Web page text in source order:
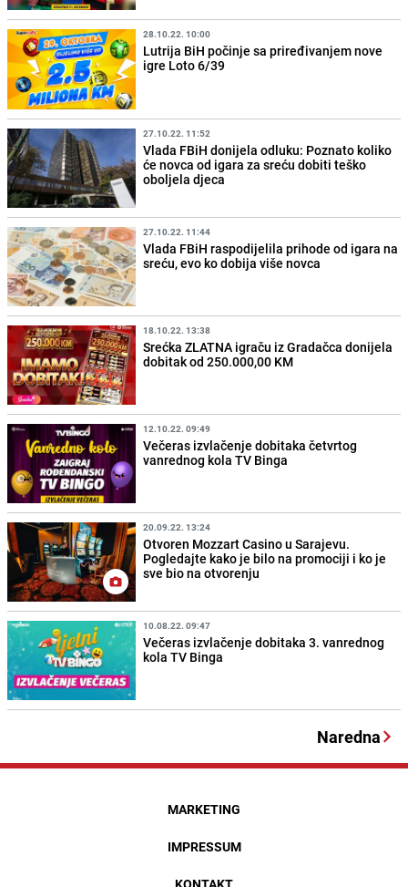
28.10.22. 10:00
Lutrija BiH počinje sa priređivanjem nove
igre Loto 6/39
27.10.22. 11:52
Vlada FBiH donijela odluku: Poznato koliko
će novca od igara za sreću dobiti teško
oboljela djeca
27.10.22. 11:44
Vlada FBiH raspodijelila prihode od igara na
sreću, evo ko dobija više novca
18.10.22. 13:38
Srećka ZLATNA igraču iz Gradačca donijela
dobitak od 250.000,00 KM
12.10.22. 09:49
Večeras izvlačenje dobitaka četvrtog
vanrednog kola TV Binga
20.09.22. 13:24
Otvoren Mozzart Casino u Sarajevu.
Pogledajte kako je bilo na promociji i ko je
sve bio na otvorenju
10.08.22. 09:47
Večeras izvlačenje dobitaka 3. vanrednog
kola TV Binga
Naredna
MARKETING
IMPRESSUM